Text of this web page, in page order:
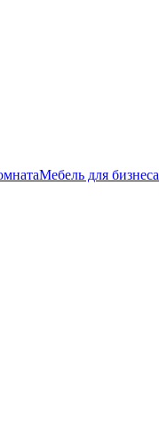
Мебель для бизнеса